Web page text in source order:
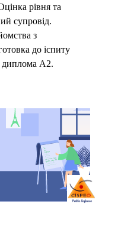
рівня та
супровід.
з
до іспиту
диплома А2.